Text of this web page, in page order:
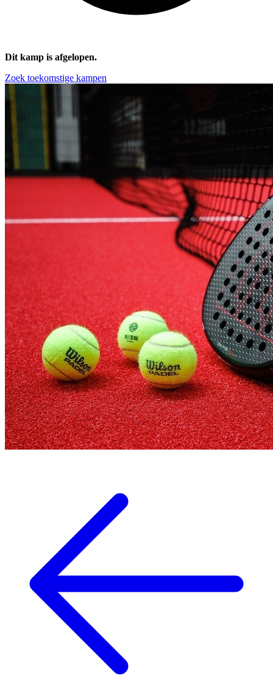
Dit kamp is afgelopen.
Zoek toekomstige kampen